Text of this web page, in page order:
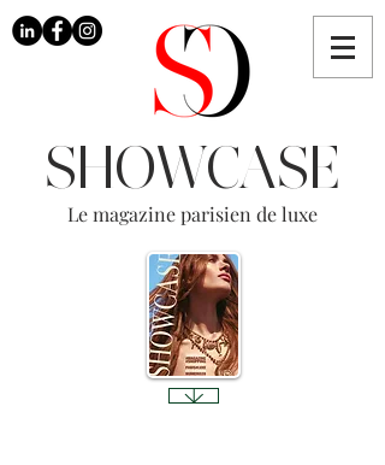
SHOWCASE
Le magazine parisien de luxe